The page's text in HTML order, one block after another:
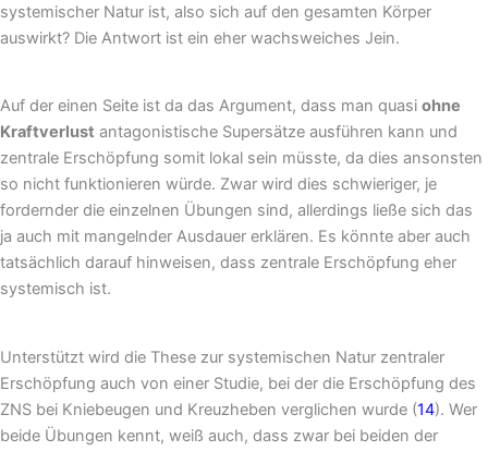
systemischer Natur ist, also sich auf den gesamten Körper
auswirkt? Die Antwort ist ein eher wachsweiches Jein.
Auf der einen Seite ist da das Argument, dass man quasi ohne
Kraftverlust antagonistische Supersätze ausführen kann und
zentrale Erschöpfung somit lokal sein müsste, da dies ansonsten
so nicht funktionieren würde. Zwar wird dies schwieriger, je
fordernder die einzelnen Übungen sind, allerdings ließe sich das
ja auch mit mangelnder Ausdauer erklären. Es könnte aber auch
tatsächlich darauf hinweisen, dass zentrale Erschöpfung eher
systemisch ist.
Unterstützt wird die These zur systemischen Natur zentraler
Erschöpfung auch von einer Studie, bei der die Erschöpfung des
ZNS bei Kniebeugen und Kreuzheben verglichen wurde (14). Wer
beide Übungen kennt, weiß auch, dass zwar bei beiden der